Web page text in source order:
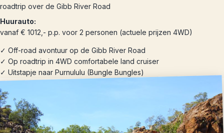
roadtrip over de Gibb River Road
Huurauto:
vanaf € 1012,- p.p. voor 2 personen (actuele prijzen 4WD)
✓ Off-road avontuur op de Gibb River Road
✓ Op roadtrip in 4WD comfortabele land cruiser
✓ Uitstapje naar Purnululu (Bungle Bungles)